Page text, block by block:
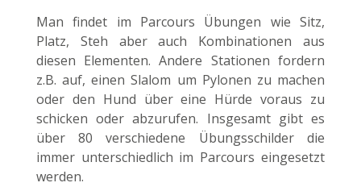
Man findet im Parcours Übungen wie Sitz,
Platz, Steh aber auch Kombinationen aus
diesen Elementen. Andere Stationen fordern
z.B. auf, einen Slalom um Pylonen zu machen
oder den Hund über eine Hürde voraus zu
schicken oder abzurufen. Insgesamt gibt es
über 80 verschiedene Übungsschilder die
immer unterschiedlich im Parcours eingesetzt
werden.